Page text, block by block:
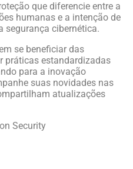
que diferencie entre a
humanas e a intenção de
segurança cibernética.
se beneficiar das
práticas estandardizadas
para a inovação
suas novidades nas
atualizações